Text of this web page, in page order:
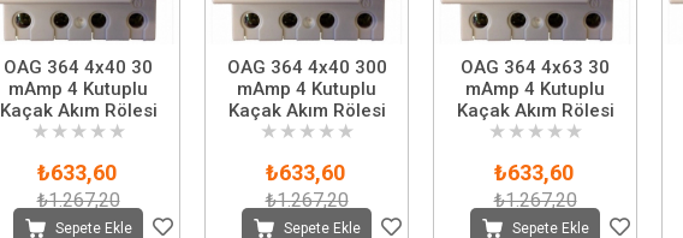
OAG 364 4x40 30
mAmp 4 Kutuplu
Kaçak Akım Rölesi
★ ★ ★ ★ ★
₺633,60
₺1.267,20
Sepete Ekle
OAG 364 4x40 300
mAmp 4 Kutuplu
Kaçak Akım Rölesi
★ ★ ★ ★ ★
₺633,60
₺1.267,20
Sepete Ekle
OAG 364 4x63 30
mAmp 4 Kutuplu
Kaçak Akım Rölesi
★ ★ ★ ★ ★
₺633,60
₺1.267,20
Sepete Ekle